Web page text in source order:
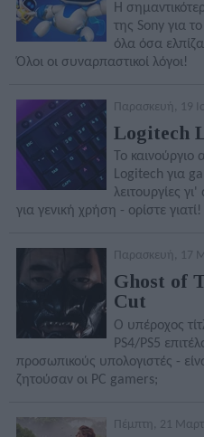
Η
της Sony για
όλα όσα
Όλοι οι συναρπαστικοί λόγοι!
Παρασκευή, 19
Logitech
Το
Logitech για
λειτουργίες
για γενική χρήση - ορίστε γιατί!
Παρασκευή, 17
Ghost of
Cut
O υπέροχος
PS4/PS5
προσωπικούς υπολογιστές -
ζητούσαν οι PC gamers;
Πέμπτη, 21